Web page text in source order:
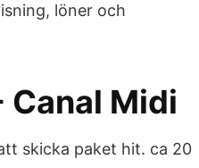
löner och
Canal Midi
skicka paket hit. ca 20